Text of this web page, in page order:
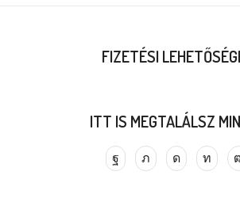
FIZETÉSI
ITT IS MEGTALÁLSZ